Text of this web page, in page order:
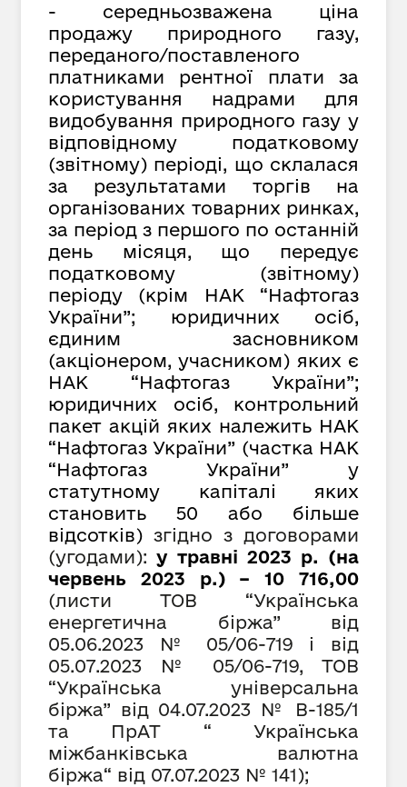
- середньозважена ціна
продажу природного газу,
переданого/поставленого
платниками рентної плати за
користування надрами для
видобування природного газу у
відповідному податковому
(звітному) періоді, що склалася
за результатами торгів на
організованих товарних ринках,
за період з першого по останній
день місяця, що передує
податковому (звітному)
періоду (крім НАК “Нафтогаз
України”; юридичних осіб,
єдиним засновником
(акціонером, учасником) яких є
НАК “Нафтогаз України”;
юридичних осіб, контрольний
пакет акцій яких належить НАК
“Нафтогаз України” (частка НАК
“Нафтогаз України” у
статутному капіталі яких
становить 50 або більше
відсотків) згідно з договорами
(угодами): у травні 2023 р. (на
червень 2023 р.) – 10 716,00
(листи ТОВ “Українська
енергетична біржа” від
05.06.2023 №
05/06-719
і від
05.07.2023 №
05/06-719, ТОВ
“Українська універсальна
біржа” від 04.07.2023 № В-185/1
та ПрАТ “Українська
міжбанківська валютна
біржа“ від 07.07.2023 № 141);